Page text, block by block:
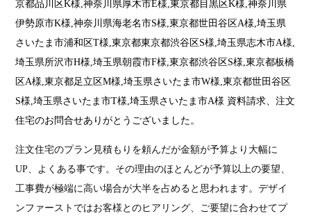
京都品川区K様,神奈川県厚木市E様,東京都目黒区K様,神奈川県
伊勢原市K様,神奈川県海老名市S様,東京都世田谷区A様,埼玉県
さいたま市浦和区T様,東京都東京都渋谷区S様,埼玉県志木市A様,
埼玉県所沢市H様,埼玉県朝霞市F様,東京都渋谷区S様,東京都板橋
区A様,東京都足立区M様,埼玉県さいたま市W様,東京都世田谷区
S様,埼玉県さいたま市T様,埼玉県さいたま市A様 資料請求、注文
住宅のお問合せありがとうございました。
注文住宅のプラン見積もりを頼んだが金額が予算より大幅に
UP、よくある事です。その理由のほとんどが予算以上の要望、
工事費が極端に高い場合が大半を占めると思われます。デザイ
ンファーストではお客様とのヒアリング、ご要望に合わせてプ